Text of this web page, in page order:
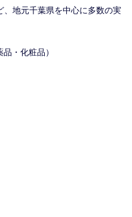
地元千葉県を中心に多数の実
・化粧品）